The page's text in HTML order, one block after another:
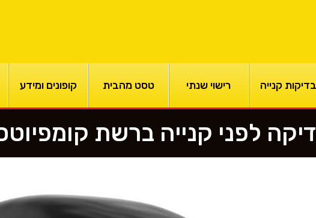
בדיקות קנייה רישוי שנתי טסט מהבית קופונים ומידע
לפני קנייה ברשת